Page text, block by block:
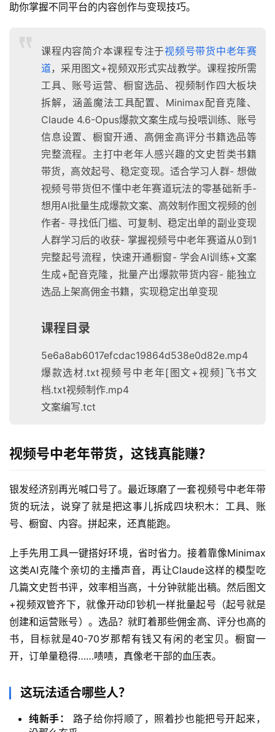
页
网
助你掌握不同平台的内容创作与变现技巧。
课程内容简介本课程专注于视频号带货中老年赛
道，采用图文+视频双形式实战教学。课程按所需
工具、账号运营、橱窗选品、视频制作四大板块
拆解，涵盖魔法工具配置、Minimax配音克隆、
Claude 4.6-Opus爆款文案生成与投喂训练、账号
信息设置、橱窗开通、高佣金高评分书籍选品等
完整流程。主打中老年人感兴趣的文史哲类书籍
带货，高效起号、稳定变现。适合学习人群- 想做
视频号带货但不懂中老年赛道玩法的零基础新手-
想用AI批量生成爆款文案、高效制作图文视频的创
作者- 寻找低门槛、可复制、稳定出单的副业变现
人群学习后的收获- 掌握视频号中老年赛道从0到1
完整起号流程，快速开通橱窗- 学会AI训练+文案
生成+配音克隆，批量产出爆款带货内容- 能独立
选品上架高佣金书籍，实现稳定出单变现
课程目录
5e6a8ab6017efcdac19864d538e0d82e.mp4
爆款选材.txt视频号中老年[图文+视频]飞书文
档.txt视频制作.mp4
文案编写.tct
视频号中老年带货，这钱真能赚？
银发经济别再光喊口号了。最近琢磨了一套视频号中老年带
货的玩法，说穿了就是把这事儿拆成四块积木：工具、账
号、橱窗、内容。拼起来，还真能跑。
上手先用工具一键搭好环境，省时省力。接着靠像Minimax
这类AI克隆个亲切的主播声音，再让Claude这样的模型吃
几篇文史哲书评，效率相当高，十分钟就能出稿。然后图文
+视频双管齐下，就像开动印钞机一样批量起号（起号就是
创建和运营账号）。选品？就盯着那些佣金高、评分也高的
书，目标就是40-70岁那帮有钱又有闲的老宝贝。橱窗一
开，订单量稳得……啧啧，真像老干部的血压表。
这玩法适合哪些人？
纯新手：
路子给你捋顺了，照着抄也能把号开起来，